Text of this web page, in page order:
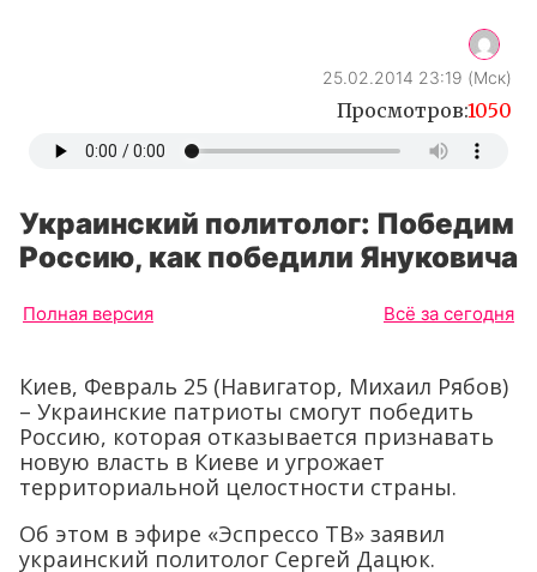
25.02.2014 23:19 (Мск)
Просмотров:1050
Украинский политолог: Победим
Россию, как победили Януковича
Полная версия Всё за сегодня
Киев, Февраль 25 (Навигатор, Михаил Рябов)
– Украинские патриоты смогут победить
Россию, которая отказывается признавать
новую власть в Киеве и угрожает
территориальной целостности страны.
Об этом в эфире «Эспрессо ТВ» заявил
украинский политолог Сергей Дацюк.